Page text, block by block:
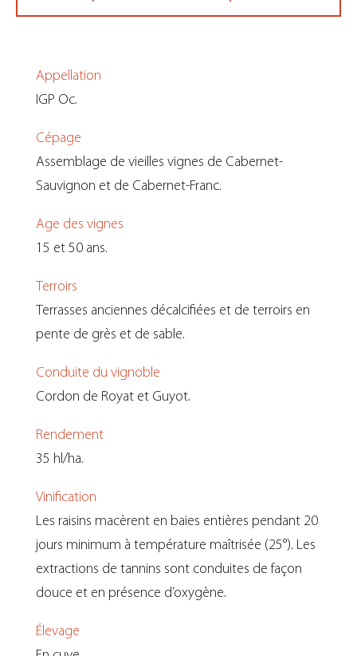
Appellation
IGP Oc.
Cépage
Assemblage de vieilles vignes de Cabernet-
Sauvignon et de Cabernet-Franc.
Age des vignes
15 et 50 ans.
Terroirs
Terrasses anciennes décalcifiées et de terroirs en
pente de grès et de sable.
Conduite du vignoble
Cordon de Royat et Guyot.
Rendement
35 hl/ha.
Vinification
Les raisins macèrent en baies entières pendant 20
jours minimum à température maîtrisée (25°). Les
extractions de tannins sont conduites de façon
douce et en présence d’oxygène.
Élevage